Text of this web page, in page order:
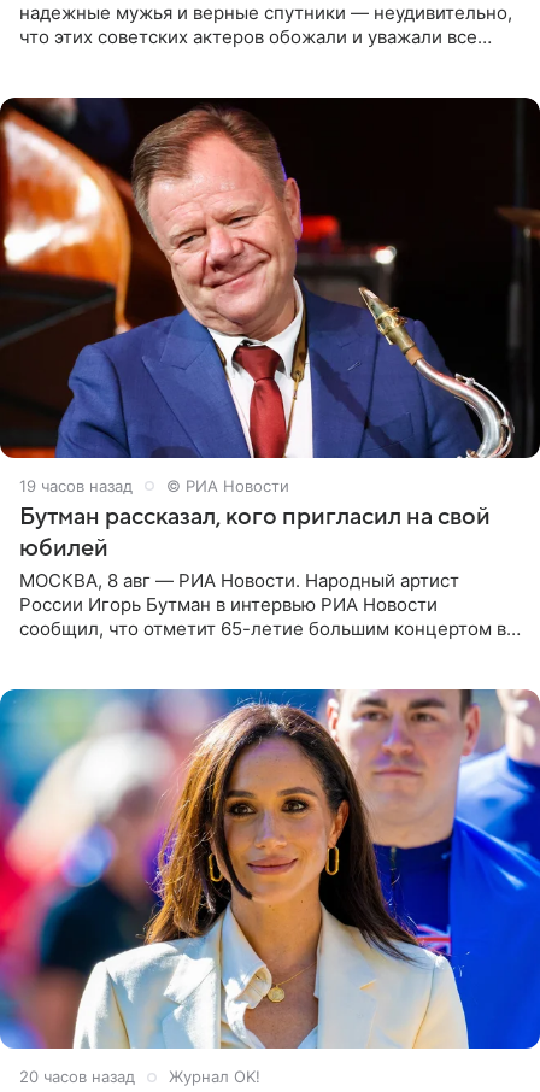
надежные мужья и верные спутники — неудивительно,
что этих советских актеров обожали и уважали все
19 часов назад © РИА Новости
Бутман рассказал, кого пригласил на свой
юбилей
МОСКВА, 8 авг — РИА Новости. Народный артист
России Игорь Бутман в интервью РИА Новости
сообщил, что отметит 65-летие большим концертом в
20 часов назад Журнал OK!